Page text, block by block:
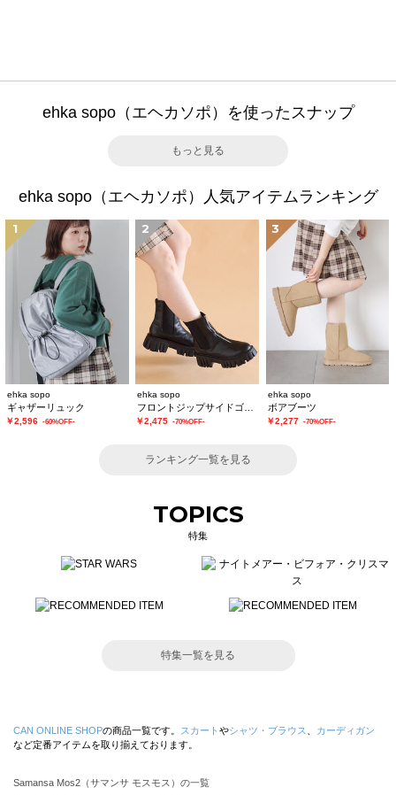
ehka sopo（エヘカソポ）を使ったスナップ
もっと見る
ehka sopo（エヘカソポ）人気アイテムランキング
1
ehka sopo
ギャザーリュック
￥2,596 -60%OFF-
2
ehka sopo
￥2,475 -70%OFF-
3
ehka sopo
ボアブーツ
￥2,277 -70%OFF-
ランキング一覧を見る
TOPICS
特集
特集一覧を見る
CAN ONLINE SHOPの商品一覧です。 スカート やシャツ・ブラウス
カーディガン
など定番アイテムを取り揃えております。
Samansa Mos2（サマンサ モスモス）の一覧